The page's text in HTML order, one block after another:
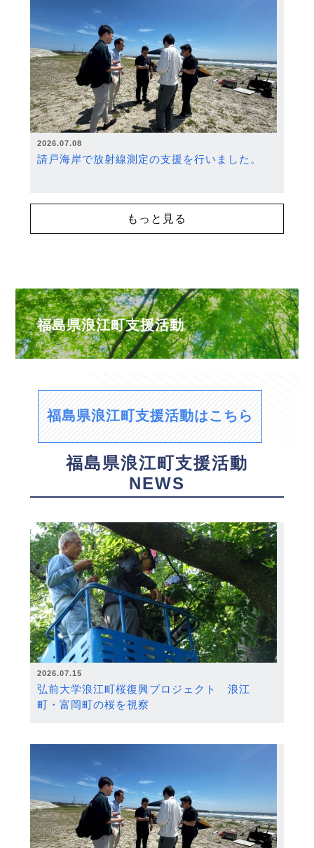
2026.07.08
請戸海岸で放射線測定の支援を行いました。
もっと見る
福島県浪江町支援活動
福島県浪江町支援活動はこちら
福島県浪江町支援活動
NEWS
2026.07.15
弘前大学浪江町桜復興プロジェクト 浪江
町・富岡町の桜を視察